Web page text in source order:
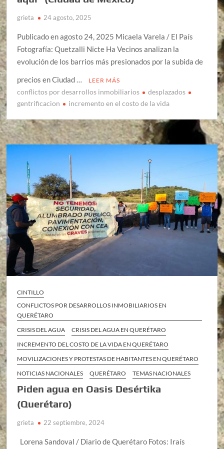
grieta 24 agosto, 2025
Publicado en agosto 24, 2025 Micaela Varela / El País
Fotografía: Quetzalli Nicte Ha Vecinos analizan la
evolución de los barrios más presionados por la subida de
precios en Ciudad …
LEER MÁS
conflictos por desarrollos inmobiliarios
desplazados
gentrificacion
incremento en el costo de la vida
CINTILLO
CONFLICTOS POR DESARROLLOS INMOBILIARIOS EN
QUERÉTARO
CRISIS DEL AGUA
CRISIS DEL AGUA EN QUERÉTARO
INCREMENTO DEL COSTO DE LA VIDA EN QUERÉTARO
MOVILIZACIONES Y PROTESTAS DE HABITANTES EN QUERÉTARO
NOTICIAS NACIONALES
QUERÉTARO TEMAS NACIONALES
Piden agua en Oasis Desértika
(Querétaro)
grieta 22 septiembre, 2024
Lorena Sandoval / Diario de Querétaro Fotos: Iraís